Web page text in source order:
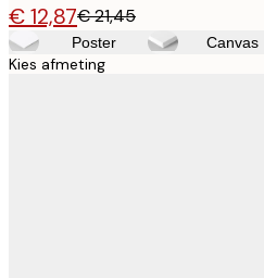
€ 12,87€ 21,45
Poster Canvas
Kies afmeting